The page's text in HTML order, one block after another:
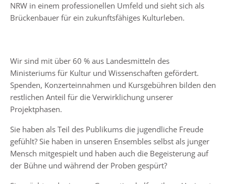
NRW in einem professionellen Umfeld und sieht sich als
Brückenbauer für ein zukunftsfähiges Kulturleben.
Wir sind mit über 60 % aus Landesmitteln des
Ministeriums für Kultur und Wissenschaften gefördert.
Spenden, Konzerteinnahmen und Kursgebühren bilden den
restlichen Anteil für die Verwirklichung unserer
Projektphasen.
Sie haben als Teil des Publikums die jugendliche Freude
gefühlt? Sie haben in unseren Ensembles selbst als junger
Mensch mitgespielt und haben auch die Begeisterung auf
der Bühne und während der Proben gespürt?